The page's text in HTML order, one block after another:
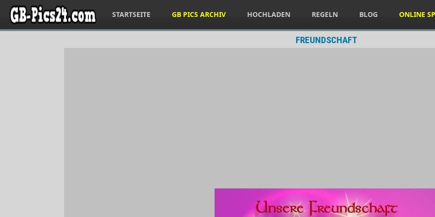
STARTSEITE GB PICS ARCHIV HOCHLADEN REGELN BLOG ONLINE
FREUNDSCHAFT